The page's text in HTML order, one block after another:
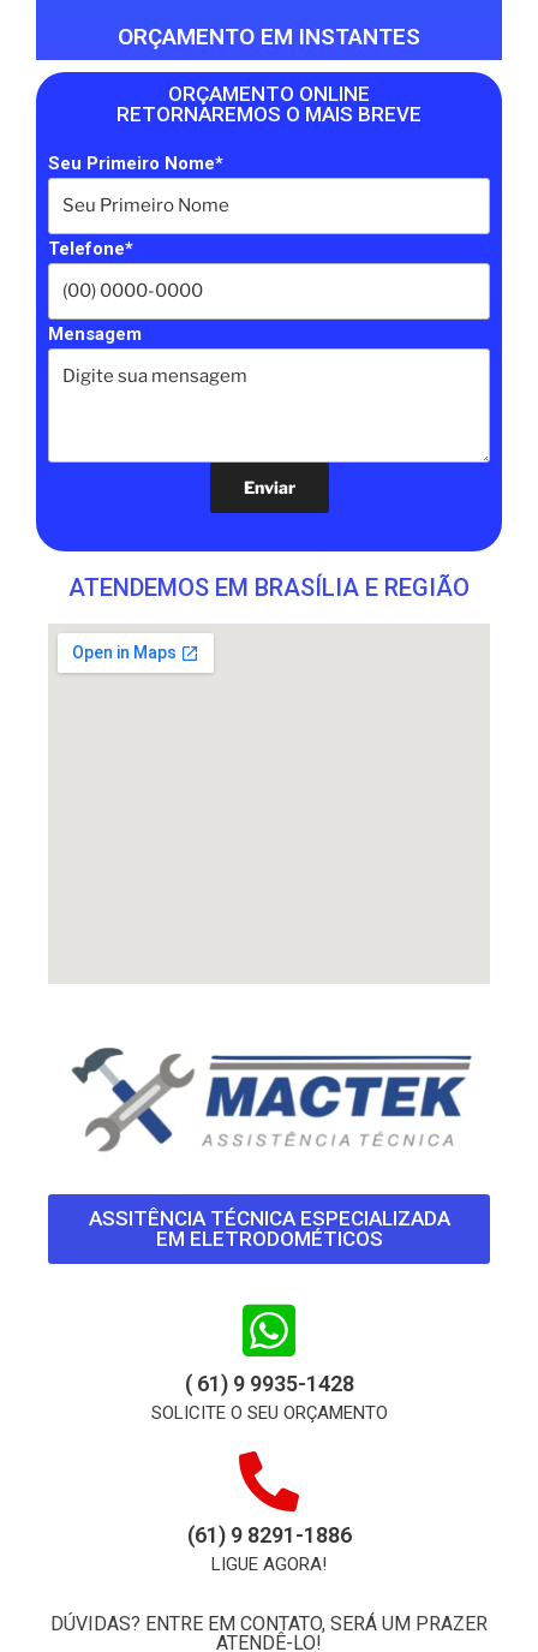
ORÇAMENTO EM INSTANTES
ORÇAMENTO ONLINE
RETORNAREMOS O MAIS BREVE
Seu Primeiro Nome*
Telefone*
Mensagem
ATENDEMOS EM BRASÍLIA E REGIÃO
ASSITÊNCIA TÉCNICA ESPECIALIZADA
EM ELETRODOMÉTICOS
( 61) 9 9935-1428
SOLICITE O SEU ORÇAMENTO
(61) 9 8291-1886
LIGUE AGORA!
DÚVIDAS? ENTRE EM CONTATO, SERÁ UM PRAZER
ATENDÊ-LO!